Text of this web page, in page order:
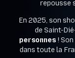
repousse
En 2025, son
de Saint-
personnes !
dans toute la